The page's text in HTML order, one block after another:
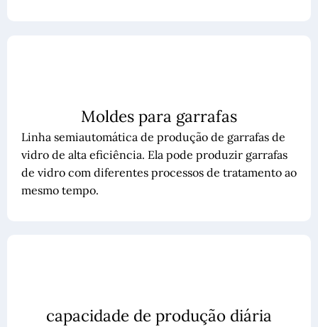
Moldes para garrafas
Linha semiautomática de produção de garrafas de
vidro de alta eficiência. Ela pode produzir garrafas
de vidro com diferentes processos de tratamento ao
mesmo tempo.
capacidade de produção diária